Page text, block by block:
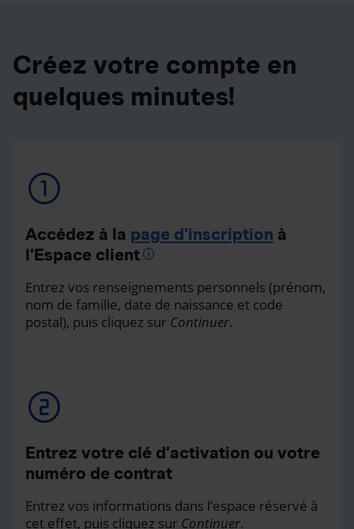
Créez votre compte en
quelques minutes!
Accédez à la page d’inscription à
l’Espace client
Entrez vos renseignements personnels (prénom,
nom de famille, date de naissance et code
postal), puis cliquez sur Continuer.
Entrez votre clé d’activation ou votre
numéro de contrat
Entrez vos informations dans l’espace réservé à
cet effet, puis cliquez sur Continuer.